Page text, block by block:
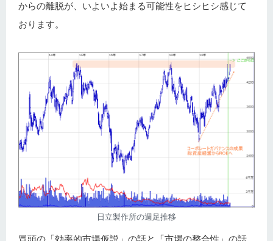
からの離脱が、いよいよ始まる可能性をヒシヒシ感じて
おります。
日立製作所の週足推移
冒頭の「効率的市場仮説」の話と「市場の整合性」の話